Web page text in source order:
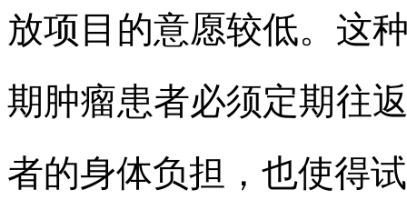
放项目的意愿较低。这
期肿瘤患者必须定期往
者的身体负担，也使得